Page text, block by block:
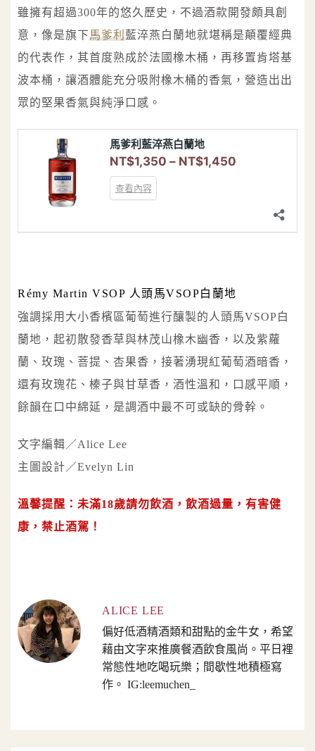
雖擁有超過300年的悠久歷史，不過酒款開發頗具創
意，像是旗下馬爹利藍淬燕白蘭地就堪稱是顛覆經典
的代表作，其首度熟成於法國橡木桶，再移置肯塔基
波本桶，讓酒體能充分吸附橡木桶的香氣，營造出出
眾的堅果香氣與純淨口感。
Rémy Martin VSOP 人頭馬VSOP白蘭地
強調採用大小香檳區葡萄進行釀製的人頭馬VSOP白
蘭地，起初散發香草與林茂山橡木幽香，以及紫蘿
蘭、玫瑰、菩提、杏果香，接著湧現紅葡萄酒暗香，
還有玫瑰花、榛子與甘草香，酒性溫和，口感平順，
餘韻在口中綿延，是調酒中最不可或缺的骨幹。
文字編輯／Alice Lee
主圖設計／Evelyn Lin
溫馨提醒：未滿18歲請勿飲酒，飲酒過量，有害健
康，禁止酒駕！
ALICE LEE
偏好低酒精酒類和甜點的金牛女，希望
藉由文字來推廣餐酒飲食風尚。平日裡
常態性地吃喝玩樂；間歇性地積極寫
作。 IG:leemuchen_